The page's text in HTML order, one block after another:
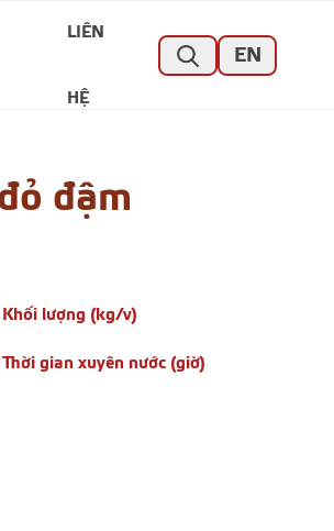
LIÊN
HỆ
EN
đậm
Khối lượng (kg/v)
Thời gian xuyên nước (giờ)